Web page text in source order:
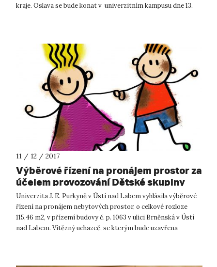
kraje. Oslava se bude konat v univerzitním kampusu dne 13.
11 / 12 / 2017
Výběrové řízení na pronájem prostor za
účelem provozování Dětské skupiny
Univerzita J. E. Purkyně v Ústí nad Labem vyhlásila výběrové
řízení na pronájem nebytových prostor, o celkové rozloze
115,46 m2, v přízemí budovy č. p. 1063 v ulici Brněnská v Ústí
nad Labem. Vítězný uchazeč, se kterým bude uzavřena